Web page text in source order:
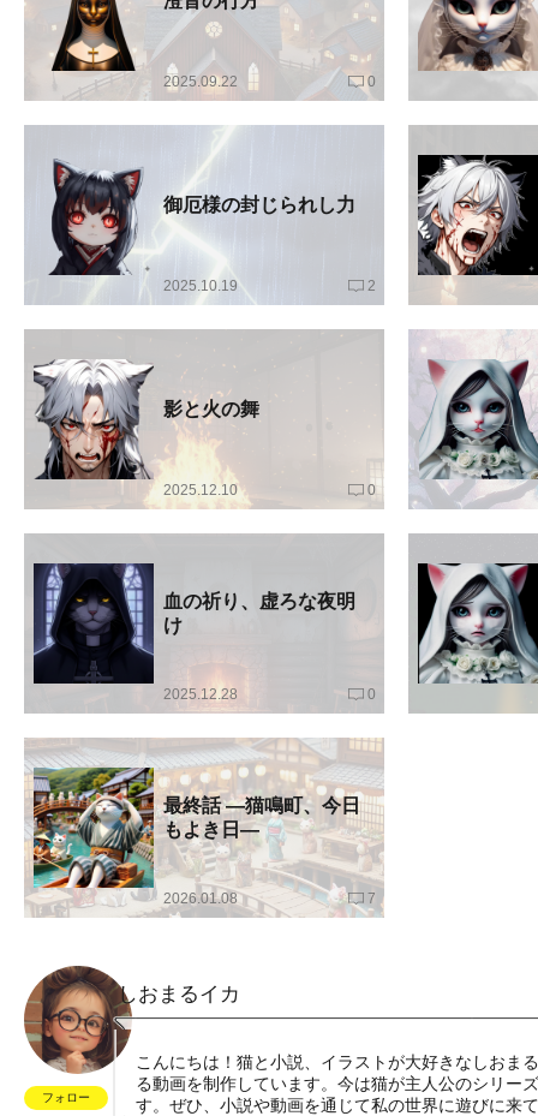
2025.09.22 0
御厄様の封じられし力
2025.10.19 2
影と火の舞
2025.12.10 0
血の祈り、虚ろな夜明
け
2025.12.28 0
最終話 —猫鳴町、今日
もよき日—
2026.01.08 7
フォロー
しおまるイカ
こんにちは！猫と小説、イラストが大好きなしおま
る動画を制作しています。今は猫が主人公のシリー
す。ぜひ、小説や動画を通じて私の世界に遊びに来